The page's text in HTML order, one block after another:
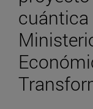
cuántica